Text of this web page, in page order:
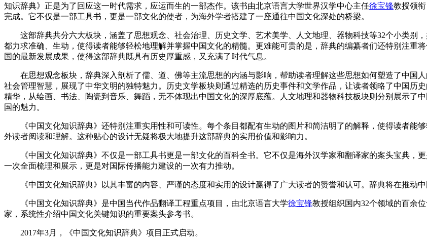
知识辞典》正是为了回应这一时代需求，应运而生的一部杰作。该书由北京语言大学世界汉学中心主任徐宝锋教授领
完成。它不仅是一部工具书，更是一部文化的使者，为海外学者搭建了一座通往中国文化深处的桥梁。
这部辞典共分六大板块，涵盖了思想观念、社会治理、历史文学、艺术美学、人文地理、器物科技等32个小类别
都力求准确、生动，使得读者能够轻松地理解并掌握中国文化的精髓。更难能可贵的是，辞典的编纂者们还特别注重
国的最新发展成果，使得这部辞典既具有历史厚重感，又充满了时代气息。
在思想观念板块，辞典深入剖析了儒、道、佛等主流思想的内涵与影响，帮助读者理解这些思想如何塑造了中国
社会管理智慧，展现了中华文明的独特魅力。历史文学板块则通过精选的历史事件和文学作品，让读者领略了中国历
精华，从绘画、书法、陶瓷到音乐、舞蹈，无不体现出中国文化的深厚底蕴。人文地理和器物科技板块则分别展示了
国的魅力。
《中国文化知识辞典》还特别注重实用性和可读性。每个条目都配有生动的图片和简洁明了的解释，使得读者能
外读者阅读和理解。这种贴心的设计无疑将极大地提升这部辞典的实用价值和影响力。
《中国文化知识辞典》不仅是一部工具书更是一部文化的百科全书。它不仅是海外汉学家和翻译家的案头宝典，
一次全面梳理和展示，更是对国际传播能力建设的一次有力推动。
《中国文化知识辞典》以其丰富的内容、严谨的态度和实用的设计赢得了广大读者的赞誉和认可。辞典将在推动中
《中国文化知识辞典》是中国当代作品翻译工程重点项目，由北京语言大学徐宝锋教授组织国内32个领域的百余
家，系统性介绍中国文化关键知识的重要案头参考书。
2017年3月，《中国文化知识辞典》项目正式启动。